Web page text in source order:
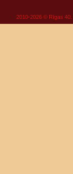
2010-2026 © Rīgas